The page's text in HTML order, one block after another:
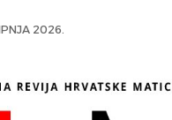
2026.